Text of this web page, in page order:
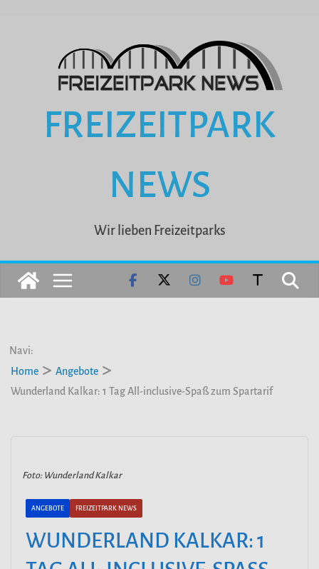
FREIZEITPARK
NEWS
Wir lieben Freizeitparks
Navi:
Home
Angebote
Wunderland Kalkar: 1 Tag All-inclusive-Spaß zum Spartarif
Foto: Wunderland Kalkar
ANGEBOTE FREIZEITPARK NEWS
WUNDERLAND KALKAR: 1